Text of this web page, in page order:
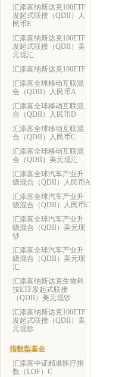
汇添富纳斯达克100ETF
发起式联接（QDII）人
民币E
汇添富纳斯达克100ETF
发起式联接（QDII）美
元现汇
汇添富纳斯达克100ETF
汇添富全球移动互联混
合（QDII）人民币A
汇添富全球移动互联混
合（QDII）人民币D
汇添富全球移动互联混
合（QDII）人民币C
汇添富全球移动互联混
合（QDII）美元现汇
汇添富全球汽车产业升
级混合（QDII）人民币A
汇添富全球汽车产业升
级混合（QDII）人民币C
汇添富全球汽车产业升
级混合（QDII）美元现
钞
汇添富全球汽车产业升
级混合（QDII）美元现
汇
汇添富纳斯达克生物科
技ETF发起式联接
（QDII）美元现钞
汇添富纳斯达克100ETF
发起式联接（QDII）美
元现钞
指数型基金
汇添富中证精准医疗指
数（LOF）C